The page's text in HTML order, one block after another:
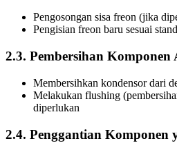
Pengosongan sisa freon (jika
Pengisian freon baru sesuai
2.3. Pembersihan Komponen
Membersihkan kondensor dari
Melakukan flushing
diperlukan
2.4. Penggantian Komponen